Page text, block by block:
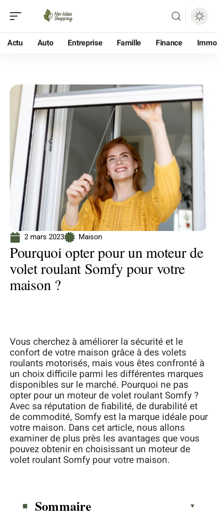
Actu Auto Entreprise Famille Finance Immo
2 mars 2023 Maison
Pourquoi opter pour un moteur de
volet roulant Somfy pour votre
maison ?
Vous cherchez à améliorer la sécurité et le
confort de votre maison grâce à des volets
roulants motorisés, mais vous êtes confronté à
un choix difficile parmi les différentes marques
disponibles sur le marché. Pourquoi ne pas
opter pour un moteur de volet roulant Somfy ?
Avec sa réputation de fiabilité, de durabilité et
de commodité, Somfy est la marque idéale pour
votre maison. Dans cet article, nous allons
examiner de plus près les avantages que vous
pouvez obtenir en choisissant un moteur de
volet roulant Somfy pour votre maison.
Sommaire